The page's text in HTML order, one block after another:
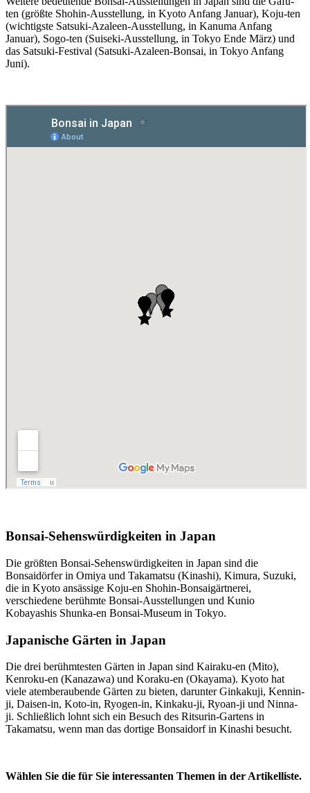
ten (größte Shohin-Ausstellung, in Kyoto Anfang Januar), Koju-ten
(wichtigste Satsuki-Azaleen-Ausstellung, in Kanuma Anfang
Januar), Sogo-ten (Suiseki-Ausstellung, in Tokyo Ende März) und
das Satsuki-Festival (Satsuki-Azaleen-Bonsai, in Tokyo Anfang
Juni).
Bonsai-Sehenswürdigkeiten in Japan
Die größten Bonsai-Sehenswürdigkeiten in Japan sind die
Bonsaidörfer in Omiya und Takamatsu (Kinashi), Kimura, Suzuki,
die in Kyoto ansässige Koju-en Shohin-Bonsaigärtnerei,
verschiedene berühmte Bonsai-Ausstellungen und Kunio
Kobayashis Shunka-en Bonsai-Museum in Tokyo.
Japanische Gärten in Japan
Die drei berühmtesten Gärten in Japan sind Kairaku-en (Mito),
Kenroku-en (Kanazawa) und Koraku-en (Okayama). Kyoto hat
viele atemberaubende Gärten zu bieten, darunter Ginkakuji, Kennin-
ji, Daisen-in, Koto-in, Ryogen-in, Kinkaku-ji, Ryoan-ji und Ninna-
ji. Schließlich lohnt sich ein Besuch des Ritsurin-Gartens in
Takamatsu, wenn man das dortige Bonsaidorf in Kinashi besucht.
Wählen Sie die für Sie interessanten Themen in der Artikelliste.